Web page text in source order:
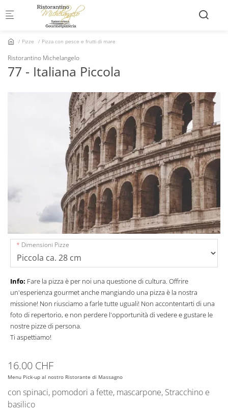
Skip to main content
Pizze Pizza con pesce e frutti di mare
Ristorantino Michelangelo
77 - Italiana Piccola
Dimensioni Pizze
Info: Fare la pizza è per noi una questione di cultura. Offrire
un'esperienza gourmet anche mangiando una pizza è la nostra
missione! Non riusciamo a farle tutte uguali! Non accontentarti di una
foto di repertorio, e non perdere l'opportunità di vedere e gustare le
nostre pizze di persona.
Ti aspettiamo!
16.00 CHF
Menu Pick-up al nostro Ristorante di Massagno
con spinaci, pomodori a fette, mascarpone, Stracchino e
basilico